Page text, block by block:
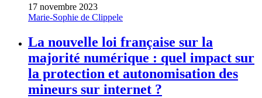
17 novembre 2023
Marie-Sophie de Clippele
La nouvelle loi française sur la
majorité numérique : quel impact sur
la protection et autonomisation des
mineurs sur internet ?